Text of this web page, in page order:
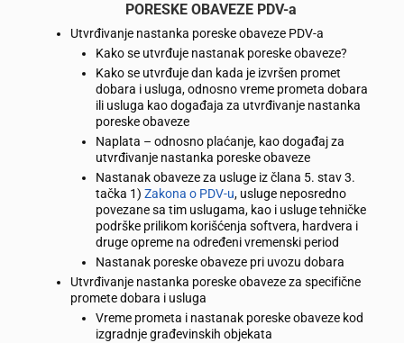
PORESKE OBAVEZE PDV-a
Utvrđivanje nastanka poreske obaveze PDV-a
Kako se utvrđuje nastanak poreske obaveze?
Kako se utvrđuje dan kada je izvršen promet
dobara i usluga, odnosno vreme prometa dobara
ili usluga kao događaja za utvrđivanje nastanka
poreske obaveze
Naplata – odnosno plaćanje, kao događaj za
utvrđivanje nastanka poreske obaveze
Nastanak obaveze za usluge iz člana 5. stav 3.
tačka 1) Zakona o PDV-u, usluge neposredno
povezane sa tim uslugama, kao i usluge tehničke
podrške prilikom korišćenja softvera, hardvera i
druge opreme na određeni vremenski period
Nastanak poreske obaveze pri uvozu dobara
Utvrđivanje nastanka poreske obaveze za specifične
promete dobara i usluga
Vreme prometa i nastanak poreske obaveze kod
izgradnje građevinskih objekata